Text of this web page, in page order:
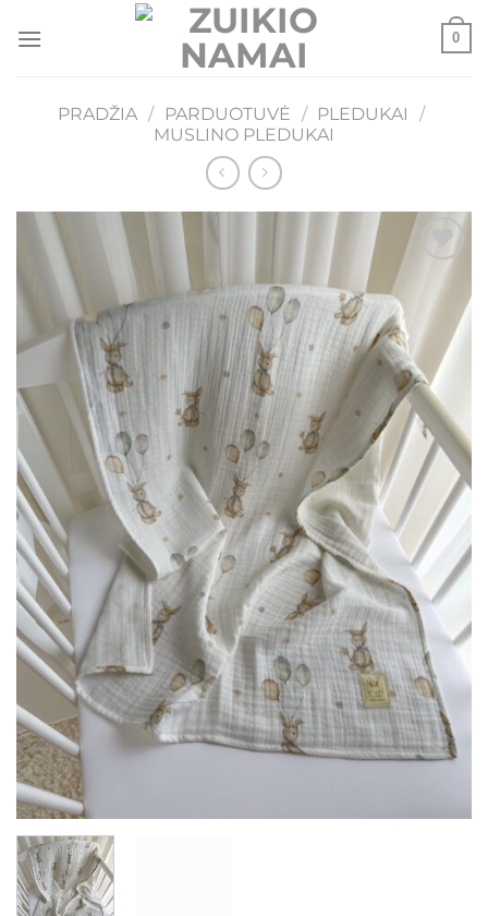
0
PRADŽIA / PARDUOTUVĖ / PLEDUKAI
/
MUSLINO PLEDUKAI
Mėgstamiausias